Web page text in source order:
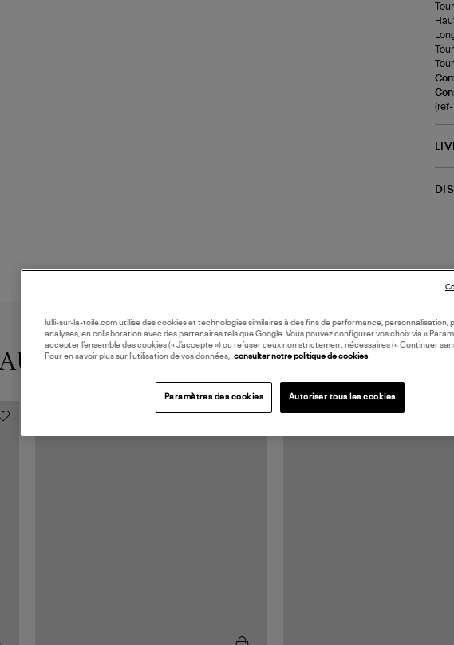
(ref-
lulli-sur-la-toile.com utilise des cookies et technologies similaires à des fins de performance, personnalisation,
analyses, en collaboration avec des partenaires tels que Google. Vous pouvez configurer vos choix via «
accepter l’ensemble des cookies (« J’accepte ») ou refuser ceux non strictement nécessaires (« Continuer
Pour en savoir plus sur l’utilisation de vos données, consulter notre politique de cookies
Paramètres des cookies Autoriser tous les cookies